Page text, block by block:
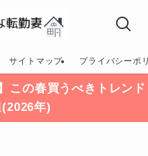
サイトマップ プライバシーポ
この春買うべきトレンド
年)